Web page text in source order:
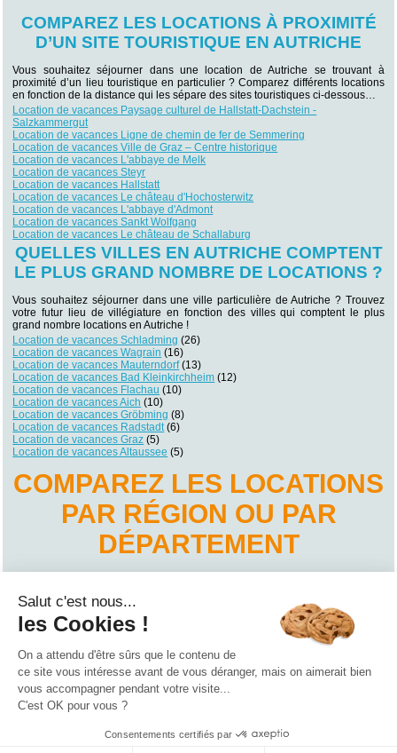
COMPAREZ LES LOCATIONS À PROXIMITÉ
D’UN SITE TOURISTIQUE EN AUTRICHE
Vous souhaitez séjourner dans une location de Autriche se trouvant à
proximité d’un lieu touristique en particulier ? Comparez différents locations
en fonction de la distance qui les sépare des sites touristiques ci-dessous…
Location de vacances Paysage culturel de Hallstatt-Dachstein -
Salzkammergut
Location de vacances Ligne de chemin de fer de Semmering
Location de vacances Ville de Graz – Centre historique
Location de vacances L'abbaye de Melk
Location de vacances Steyr
Location de vacances Hallstatt
Location de vacances Le château d'Hochosterwitz
Location de vacances L'abbaye d'Admont
Location de vacances Sankt Wolfgang
Location de vacances Le château de Schallaburg
QUELLES VILLES EN AUTRICHE COMPTENT
LE PLUS GRAND NOMBRE DE LOCATIONS ?
Vous souhaitez séjourner dans une ville particulière de Autriche ? Trouvez
votre futur lieu de villégiature en fonction des villes qui comptent le plus
grand nombre locations en Autriche !
Location de vacances Schladming (26)
Location de vacances Wagrain (16)
Location de vacances Mauterndorf(13)
Location de vacances Bad Kleinkirchheim (12)
Location de vacances Flachau (10)
Location de vacances Aich (10)
Location de vacances Gröbming (8)
Location de vacances Radstadt(6)
Location de vacances Graz (5)
Location de vacances Altaussee (5)
COMPAREZ LES LOCATIONS
PAR RÉGION OU PAR
DÉPARTEMENT
Location de vacances Carinthie
Location de vacances Haute-Autriche
Location de vacances Salzbourg
Location de vacances Tyrol
Location de vacances Vorarlberg
Qui sommes nous ? |Contactez-nous
Salut c'est nous...
les Cookies !
On a attendu d'être sûrs que le contenu de
ce site vous intéresse avant de vous déranger, mais on aimerait bien
vous accompagner pendant votre visite...
C'est OK pour vous ?
Consentements certifiés par